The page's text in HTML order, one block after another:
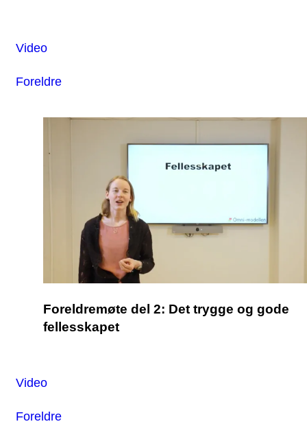
Video
Foreldre
Foreldremøte del 2: Det trygge og gode
fellesskapet
Video
Foreldre